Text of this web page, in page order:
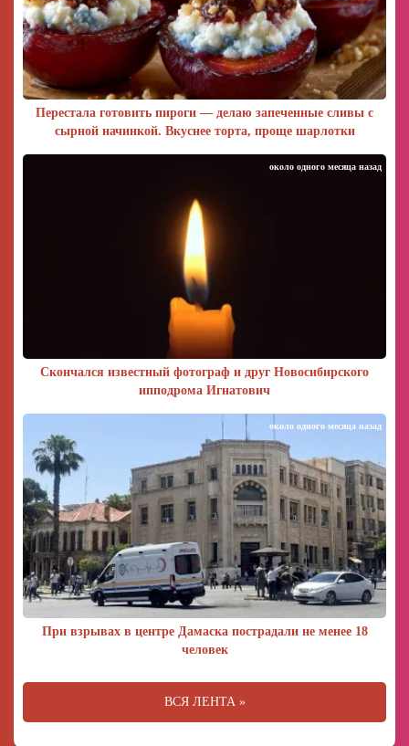
Перестала готовить пироги — делаю запеченные сливы с
сырной начинкой. Вкуснее торта, проще шарлотки
Скончался известный фотограф и друг Новосибирского
ипподрома Игнатович
около одного месяца назад
При взрывах в центре Дамаска пострадали не менее 18
человек
около одного месяца назад
ВСЯ ЛЕНТА »